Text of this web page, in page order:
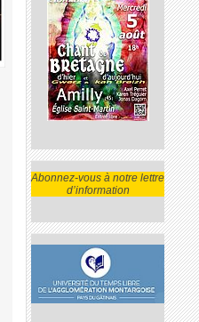
Abonnez-vous à notre lettre
d’information